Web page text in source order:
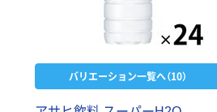
バリエーション一覧へ（10）